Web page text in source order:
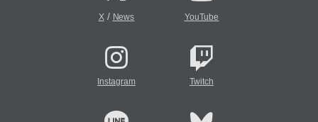
X/ News YouTube
Instagram Twitch